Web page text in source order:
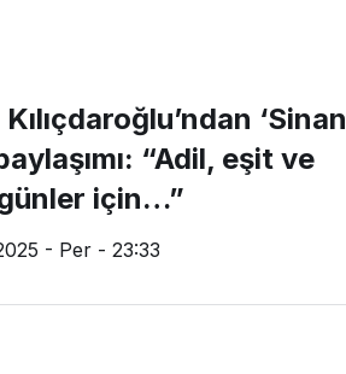
‘Sinan
“Adil, eşit ve
için…”
- Per - 23:33